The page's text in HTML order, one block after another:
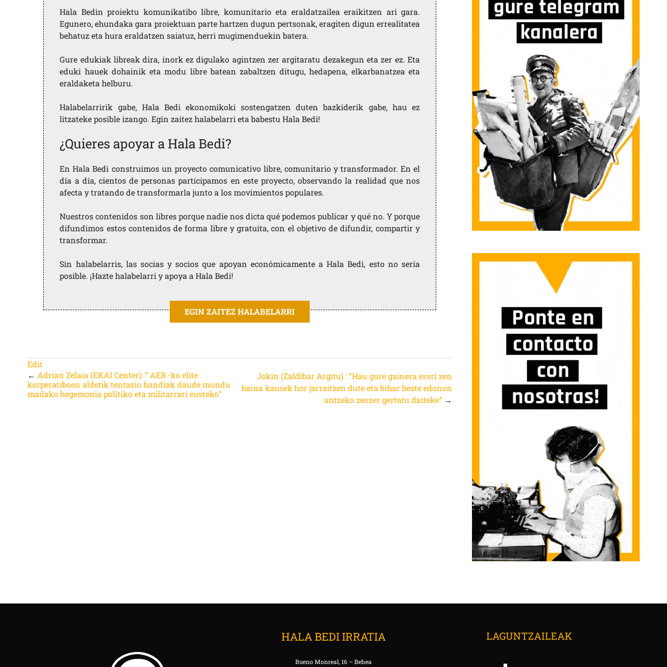
Hala Bedin proiektu komunikatibo libre, komunitario eta eraldatzailea eraikitzen ari gara.
Egunero, ehundaka gara proiektuan parte hartzen dugun pertsonak, eragiten digun errealitatea
behatuz eta hura eraldatzen saiatuz, herri mugimenduekin batera.
Gure edukiak libreak dira, inork ez digulako agintzen zer argitaratu dezakegun eta zer ez. Eta
eduki hauek dohainik eta modu libre batean zabaltzen ditugu, hedapena, elkarbanatzea eta
eraldaketa helburu.
Halabelarririk gabe, Hala Bedi ekonomikoki sostengatzen duten bazkiderik gabe, hau ez
litzateke posible izango. Egin zaitez halabelarri eta babestu Hala Bedi!
¿Quieres apoyar a Hala Bedi?
En Hala Bedi construimos un proyecto comunicativo libre, comunitario y transformador. En el
día a día, cientos de personas participamos en este proyecto, observando la realidad que nos
afecta y tratando de transformarla junto a los movimientos populares.
Nuestros contenidos son libres porque nadie nos dicta qué podemos publicar y qué no. Y porque
difundimos estos contenidos de forma libre y gratuita, con el objetivo de difundir, compartir y
transformar.
Sin halabelarris, las socias y socios que apoyan económicamente a Hala Bedi, esto no sería
posible. ¡Hazte halabelarri y apoya a Hala Bedi!
EGIN ZAITEZ HALABELARRI
Edit
←Adrian Zelaia (EKAI Center): ” AEB -ko elite
korperatiboen aldetik tentazio handiak daude mundu
mailako hegemonia politiko eta militarrari eusteko”
Jokin (Zaldibar Argitu) : “Hau gure gainera erori zen
baina kausek hor jarraitzen dute eta bihar beste edonon
antzeko zeozer gertatu daiteke”→
HALA BEDI IRRATIA
Bueno Monreal, 16 – Behea
LAGUNTZAILEAK